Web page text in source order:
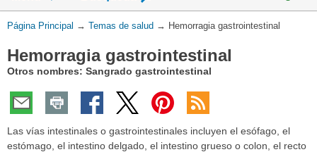
campo
de
Usted
aquí:
Página Principal → Temas de salud → Hemorragia gastrointestinal
Hemorragia gastrointestinal
Otros nombres: Sangrado gastrointestinal
Las vías intestinales o gastrointestinales incluyen el esófago, el
estómago, el intestino delgado, el intestino grueso o colon, el recto